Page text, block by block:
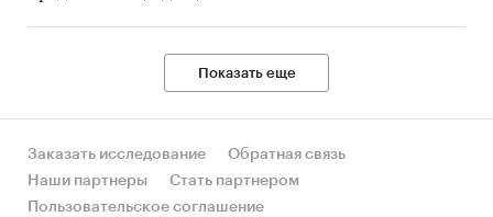
Показать еще
Заказать исследование
Обратная связь
Наши партнеры
Стать партнером
Пользовательское соглашение